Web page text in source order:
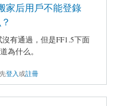
家后用戶不能登錄
有通過，但是FF1.5下面
為什么。
登入或註冊